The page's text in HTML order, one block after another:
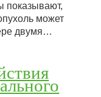
показывают,
может
двумя…